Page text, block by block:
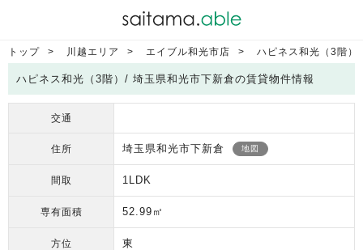
トップ 川越エリア エイブル和光市店 ハピネス和光（3階）
ハピネス和光（3階）/ 埼玉県和光市下新倉の賃貸物件情報
交通
住所 埼玉県和光市下新倉 地図
間取 1LDK
専有面積 52.99㎡
方位 東